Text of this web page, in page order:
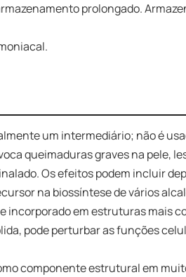
prolongado.
um intermediário; não é
queimaduras graves na pele,
Os efeitos podem incluir
na biossíntese de vários
incorporado em estruturas mais
pode perturbar as funções
componente estrutural em